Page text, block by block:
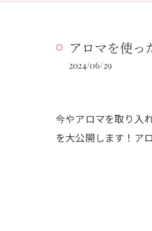
アロマを使っ
2024/06/29
今やアロマを取り入
を大公開します！ア